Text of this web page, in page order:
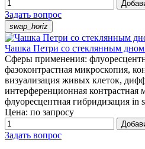
Задать вопрос
swap_horiz
Чашка Петри со стеклянным
Сферы применения:
фазоконтрастная микроскопия,
визуализация живых клеток,
интерференционная контрастная
флуоресцентная гибридизация in
Цена: по запросу
Задать вопрос